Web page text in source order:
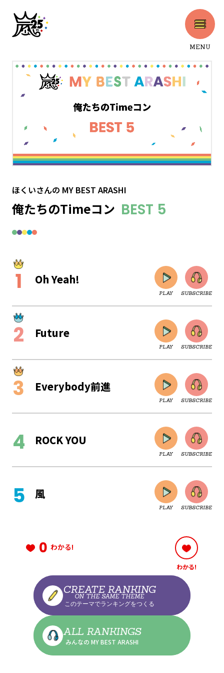
MENU
ほくいさんの MY BEST ARASHI
俺たちのTimeコン BEST 5
Oh Yeah!
PLAY SUBSCRIBE
Future
PLAY SUBSCRIBE
Everybody前進
PLAY SUBSCRIBE
ROCK YOU
PLAY SUBSCRIBE
CLOSE
風
PLAY SUBSCRIBE
CLOSE
0 わかる!
わかる!
CREATE RANKING
ON THE SAME THEME
このテーマでランキングをつくる
ALL RANKINGS
みんなの MY BEST ARASHI